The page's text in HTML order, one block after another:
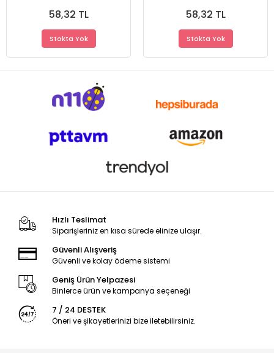
58,32 TL
Stokta Yok
58,32 TL
Stokta Yok
Hızlı Teslimat
Siparişleriniz en kısa sürede elinize ulaşır.
Güvenli Alışveriş
Güvenli ve kolay ödeme sistemi
Geniş Ürün Yelpazesi
Binlerce ürün ve kampanya seçeneği
7 / 24 DESTEK
Öneri ve şikayetlerinizi bize iletebilirsiniz.